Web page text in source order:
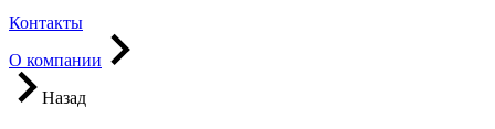
Контакты
О компании
Назад